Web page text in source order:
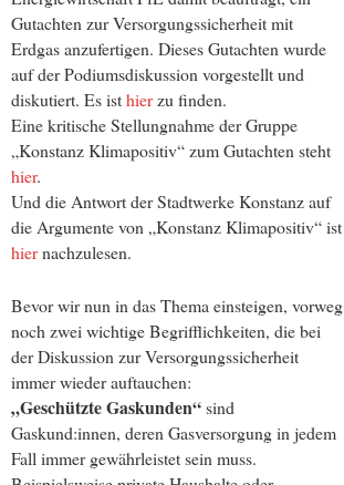
Gutachten zur Versorgungssicherheit mit
Erdgas anzufertigen. Dieses Gutachten wurde
auf der Podiumsdiskussion vorgestellt und
diskutiert. Es isthierzu finden.
Eine kritische Stellungnahme der Gruppe
„Konstanz Klimapositiv“ zum Gutachten steht
hier.
Und die Antwort der Stadtwerke Konstanz auf
die Argumente von „Konstanz Klimapositiv“ ist
hiernachzulesen.
Bevor wir nun in das Thema einsteigen, vorweg
noch zwei wichtige Begrifflichkeiten, die bei
der Diskussion zur Versorgungssicherheit
immer wieder auftauchen:
„Geschützte Gaskunden“sind
Gaskund:innen, deren Gasversorgung in jedem
Fall immer gewährleistet sein muss.